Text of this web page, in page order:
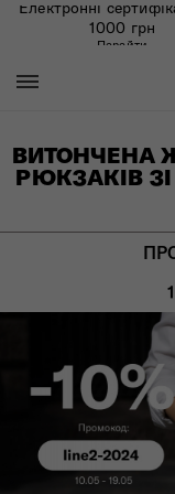
Електронні
1000 грн
Перейти
ВИТОНЧЕНА
РЮКЗАКІВ